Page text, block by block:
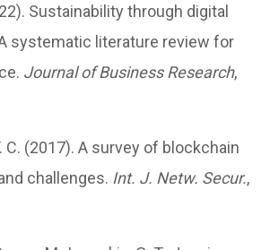
Sustainability through digital
systematic literature review for
Journal of Business Research,
C. (2017). A survey of blockchain
challenges. Int. J. Netw. Secur.,